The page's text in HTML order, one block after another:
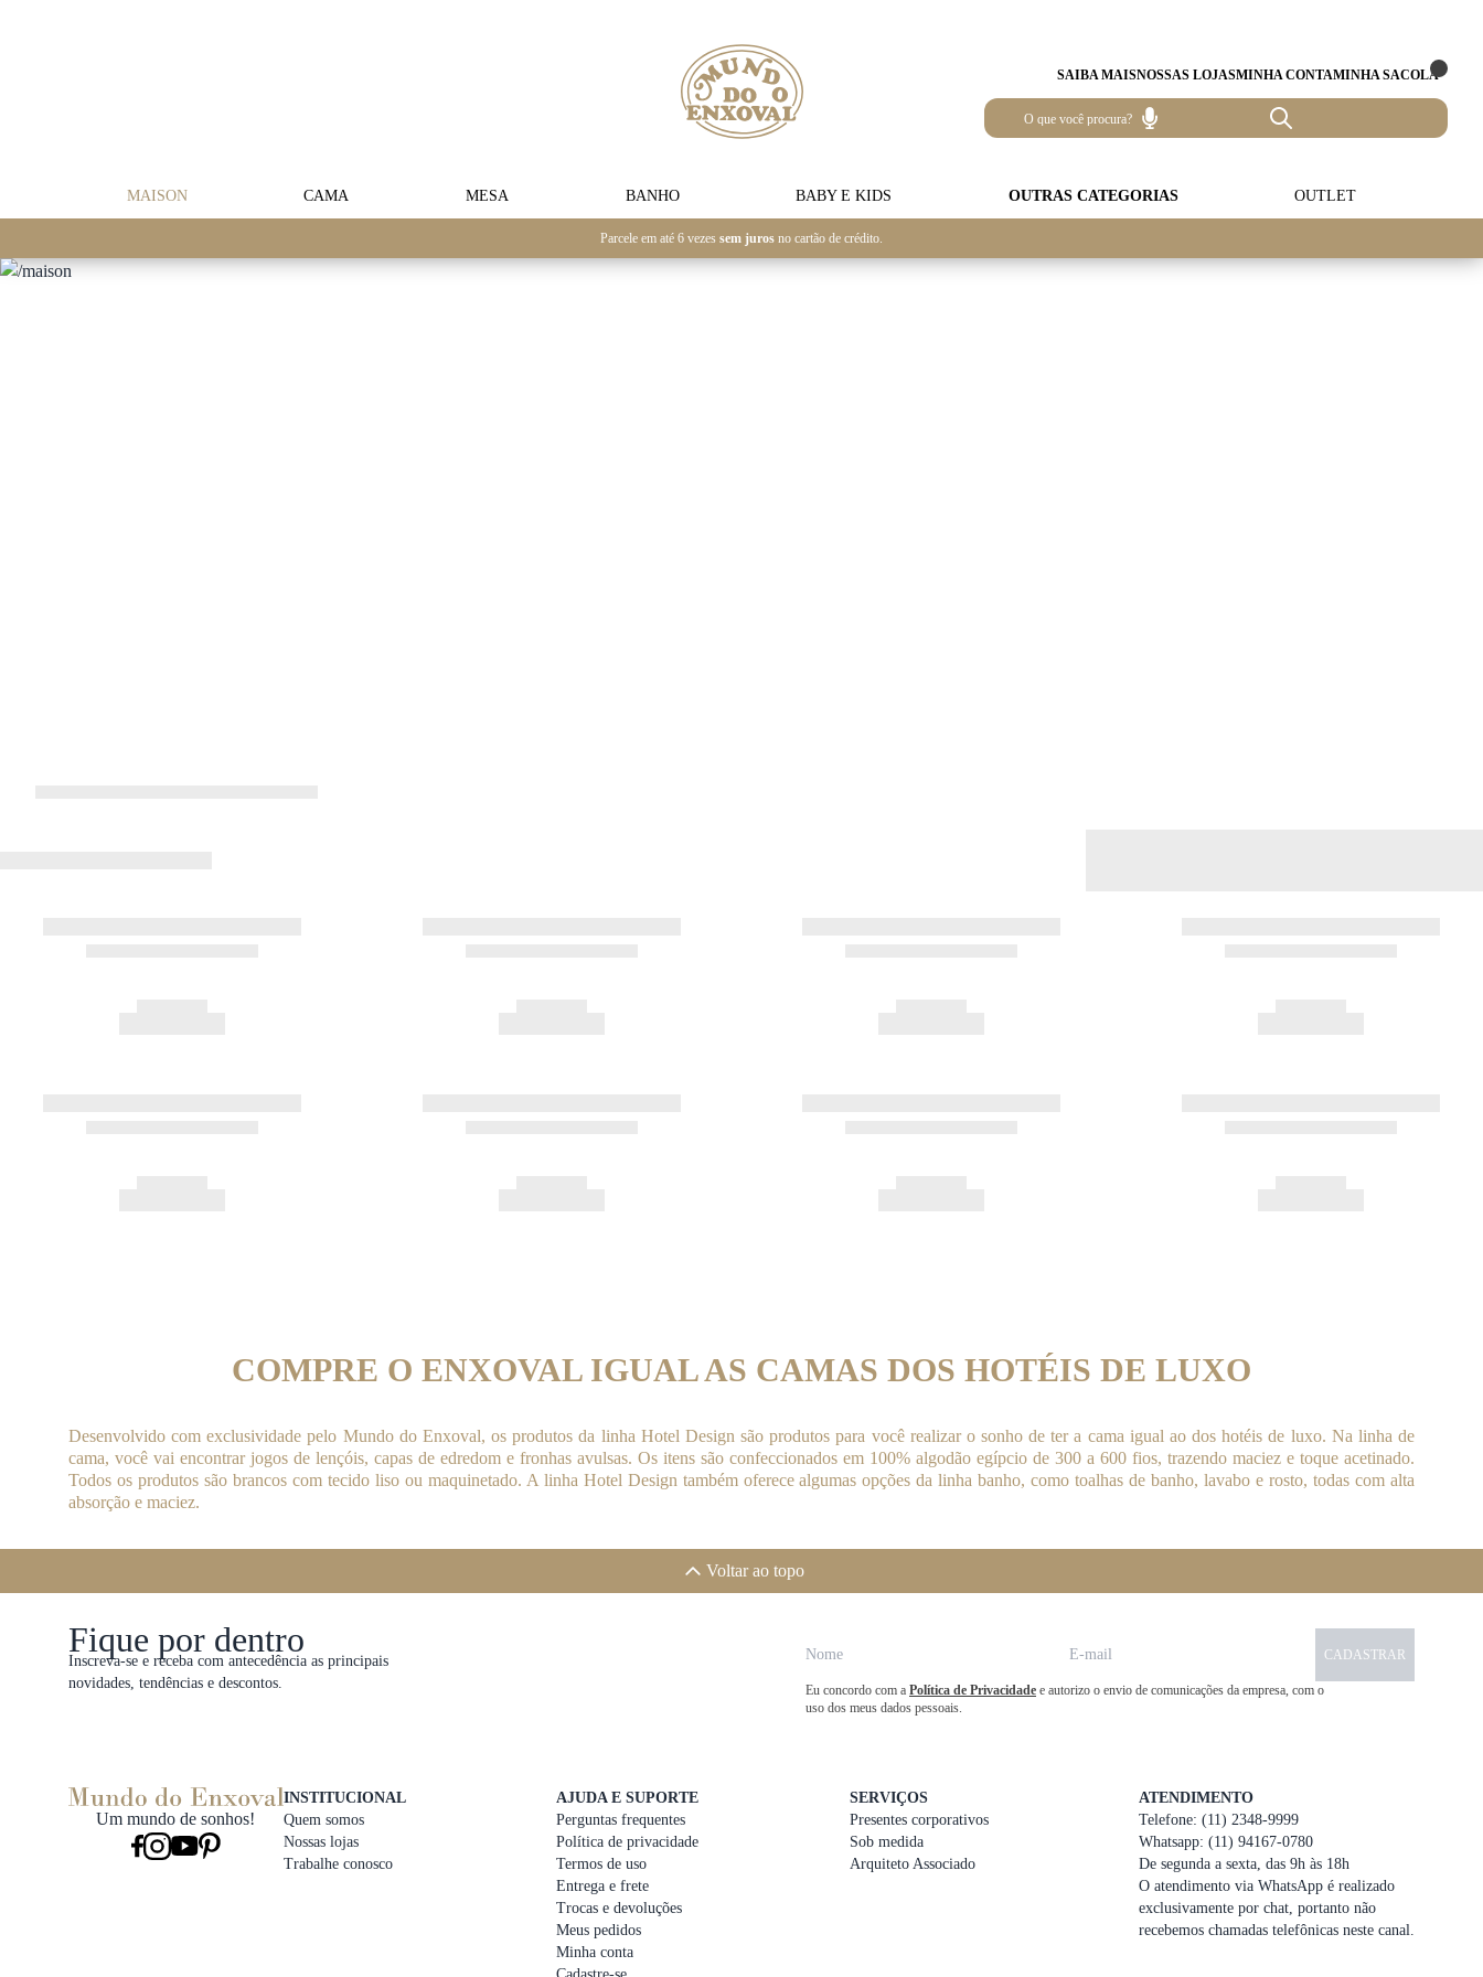
SAIBA MAISNOSSAS LOJASMINHA CONTAMINHA SACOLA
MAISON CAMA MESA BANHO BABY E KIDS OUTRAS CATEGORIAS OUTLET
Parcele em até 6 vezes sem juros no cartão de crédito.
COMPRE O ENXOVAL IGUAL AS CAMAS DOS HOTÉIS DE LUXO
Desenvolvido com exclusividade pelo Mundo do Enxoval, os produtos da linha Hotel Design são produtos para você realizar o sonho de ter a cama igual ao dos hotéis de luxo. Na linha de
cama, você vai encontrar jogos de lençóis, capas de edredom e fronhas avulsas. Os itens são confeccionados em 100% algodão egípcio de 300 a 600 fios, trazendo maciez e toque acetinado.
Todos os produtos são brancos com tecido liso ou maquinetado. A linha Hotel Design também oferece algumas opções da linha banho, como toalhas de banho, lavabo e rosto, todas com alta
absorção e maciez.
Voltar ao topo
Fique por dentro
Inscreva-se e receba com antecedência as principais
novidades, tendências e descontos.
CADASTRAR
Eu concordo com a Política de Privacidade e autorizo o envio de comunicações da empresa, com o
uso dos meus dados pessoais.
Um mundo de sonhos!
INSTITUCIONAL
Quem somos
Nossas lojas
Trabalhe conosco
AJUDA E SUPORTE
Perguntas frequentes
Política de privacidade
Termos de uso
Entrega e frete
Trocas e devoluções
Meus pedidos
Minha conta
SERVIÇOS
Presentes corporativos
Sob medida
Arquiteto Associado
ATENDIMENTO
Telefone: (11) 2348-9999
Whatsapp: (11) 94167-0780
De segunda a sexta, das 9h às 18h
O atendimento via WhatsApp é realizado
exclusivamente por chat, portanto não
recebemos chamadas telefônicas neste canal.